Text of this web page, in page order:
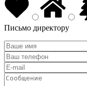
Письмо директору